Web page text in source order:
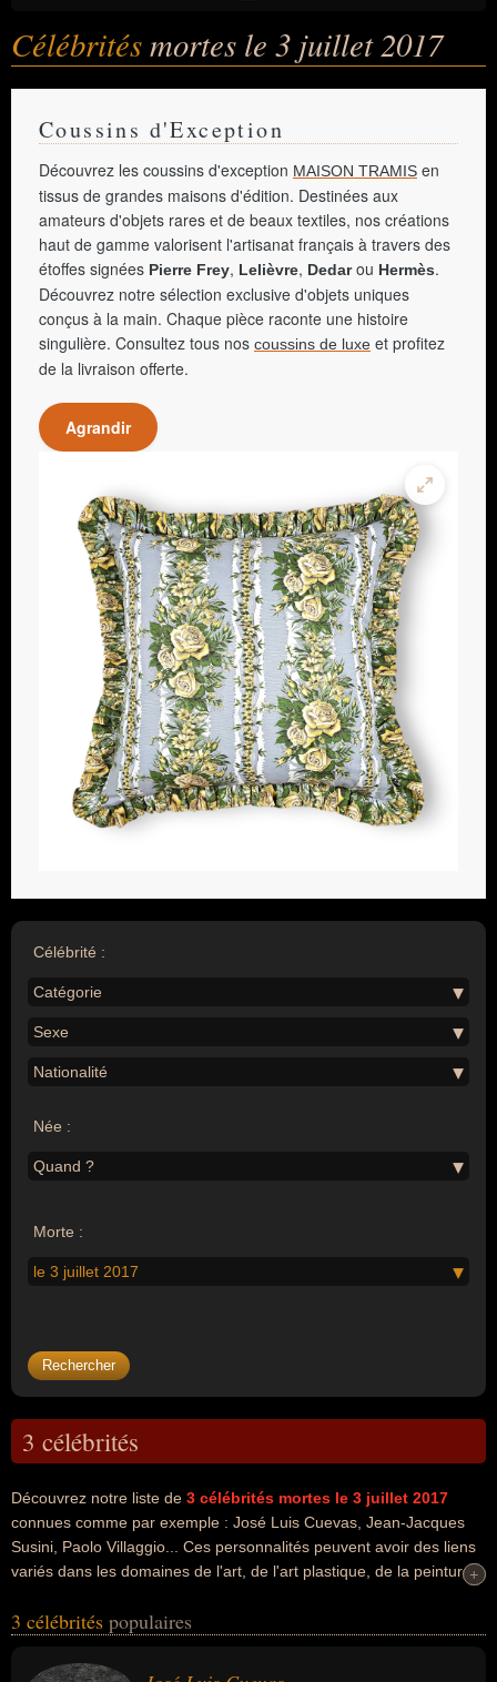
Célébritésmortes le 3 juillet 2017
Coussins d'Exception
Découvrez les coussins d'exception MAISON TRAMIS en
tissus de grandes maisons d'édition. Destinées aux
amateurs d'objets rares et de beaux textiles, nos créations
haut de gamme valorisent l'artisanat français à travers des
étoffes signées Pierre Frey, Lelièvre, Dedarou Hermès.
Découvrez notre sélection exclusive d'objets uniques
conçus à la main. Chaque pièce raconte une histoire
singulière. Consultez tous nos coussins de luxe et profitez
de la livraison offerte.
Agrandir
Célébrité :
Catégorie
Sexe
Nationalité
Née :
Quand ?
Morte :
le 3 juillet 2017
3 célébrités
Découvrez notre liste de 3 célébrités mortes le 3 juillet 2017
connues comme par exemple : José Luis Cuevas, Jean-Jacques
Susini, Paolo Villaggio... Ces personnalités peuvent avoir des liens
variés dans les domaines de l'art, de l'art plastique, de la peinture,
de la politique, du cinéma, du doublage, de l'humour, de la
avoir été artiste, dessinateur, graveur, illustrateur, peintre, peintre
+
+
3 célébrités populaires